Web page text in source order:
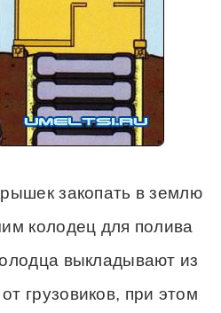
закопать в землю
колодец для полива
выкладывают из
грузовиков, при этом